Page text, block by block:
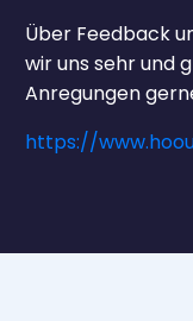
Über Feedback
wir uns sehr und
Anregungen
https://